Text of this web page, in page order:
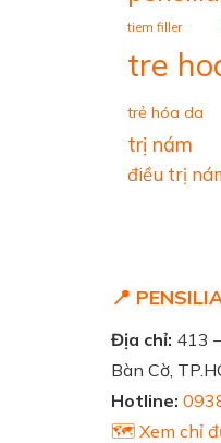
tiem filler
tre
trẻ hóa da
trị nám
điều trị
📍
Địa chỉ: 413
Bàn Cờ,
Hotline:
🗺️ Xem chỉ